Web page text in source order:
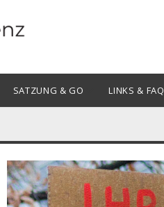
SATZUNG & GO
OffeneLINKS & FAQ